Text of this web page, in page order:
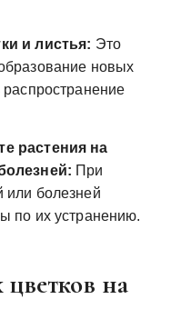
и листья: Это
новых
распространение
растения на
При
или болезней
по их устранению.
на